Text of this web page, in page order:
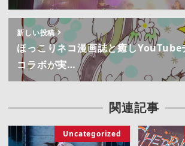
新しい投稿
ほっこりネコ漫画誌と癒しYouTube
コラボが実…
関連記事
Uncategorized